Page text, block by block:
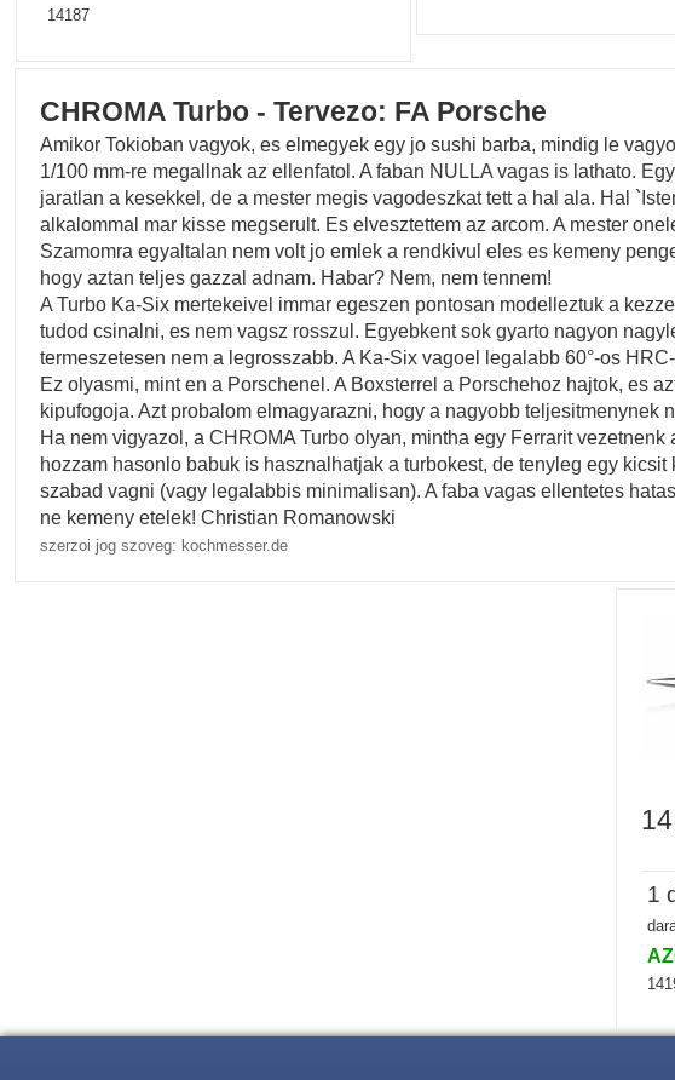
14187
CHROMA Turbo - Tervezo: FA Porsche
Amikor Tokioban vagyok, es elmegyek egy jo sushi barba, mindig le
1/100 mm-re megallnak az ellenfatol. A faban NULLA vagas is lathato.
jaratlan a kesekkel, de a mester megis vagodeszkat tett a hal ala. Hal
alkalommal mar kisse megserult. Es elvesztettem az arcom. A mester
Szamomra egyaltalan nem volt jo emlek a rendkivul eles es kemeny
hogy aztan teljes gazzal adnam. Habar? Nem, nem tennem!
A Turbo Ka-Six mertekeivel immar egeszen pontosan modelleztuk a
tudod csinalni, es nem vagsz rosszul. Egyebkent sok gyarto nagyon
termeszetesen nem a legrosszabb. A Ka-Six vagoel legalabb 60°-os
Ez olyasmi, mint en a Porschenel. A Boxsterrel a Porschehoz hajtok, es
kipufogoja. Azt probalom elmagyarazni, hogy a nagyobb
Ha nem vigyazol, a CHROMA Turbo olyan, mintha egy Ferrarit
hozzam hasonlo babuk is hasznalhatjak a turbokest, de tenyleg egy
szabad vagni (vagy legalabbis minimalisan). A faba vagas ellentetes
ne kemeny etelek! Christian Romanowski
szerzoi jog szoveg: kochmesser.de
1